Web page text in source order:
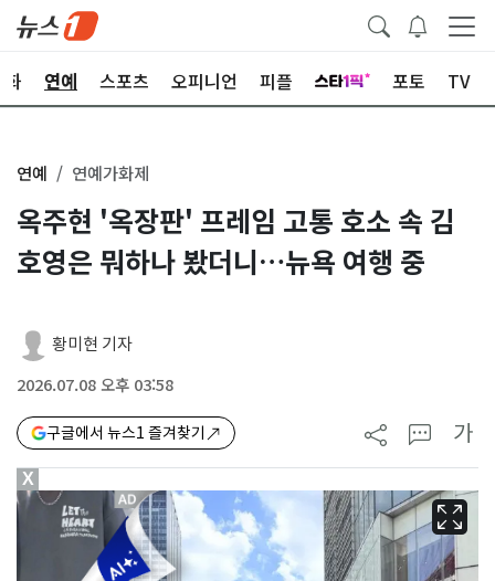
화 연예 스포츠 오피니언 피플 포토 TV
연예 연예가화제
옥주현 '옥장판' 프레임 고통 호소 속 김
호영은 뭐하나 봤더니…뉴욕 여행 중
황미현 기자
2026.07.08 오후 03:58
구글에서 뉴스1 즐겨찾기 가
X